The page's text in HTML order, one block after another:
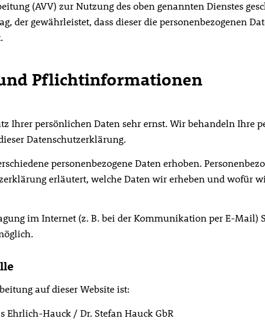
(AVV) zur Nutzung des oben genannten Dienstes
der gewährleistet, dass dieser die personenbezogenen
Pflicht­informationen
Ihrer persönlichen Daten sehr ernst. Wir behandeln Ihre
Datenschutzerklärung.
personenbezogene Daten erhoben.
erläutert, welche Daten wir erheben und wofür
im Internet (z. B. bei der Kommunikation per E-
auf dieser Website ist:
Ehrlich-Hauck / Dr. Stefan Hauck GbR